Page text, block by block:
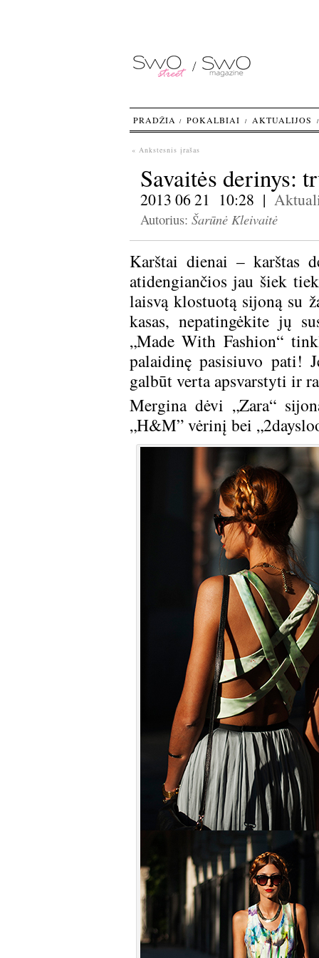
« Ankstesnis įrašas
Savaitės derinys:
2013 06 21 10:28 |
Autorius: Šarūnė Kleivaitė
Karštai dienai – karštas
atidengiančios jau šiek
laisvą klostuotą sijoną su
kasas, nepatingėkite jų
„Made With Fashion“
palaidinę pasisiuvo pati!
galbūt verta apsvarstyti ir
Mergina dėvi „Zara“
„H&M” vėrinį bei
PRADŽIA POKALBIAI AKTUALIJOS